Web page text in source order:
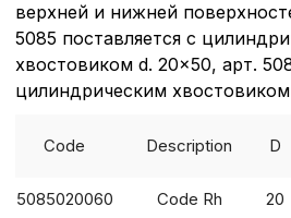
верхней и нижней
5085 поставляется с
хвостовиком d. 20x50, арт.
цилиндрическим
Code Description D
5085020060 Code Rh 20